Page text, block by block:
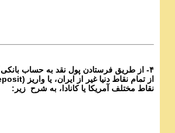
۴- از طریق فرستادن پول نقد به حساب
نقاط مختلف آمریکا یا کانادا، به شرح زیر: